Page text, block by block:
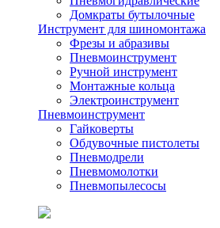
Домкраты бутылочные
Инструмент для шиномонтажа
Фрезы и абразивы
Пневмоинструмент
Ручной инструмент
Монтажные кольца
Электроинструмент
Пневмоинструмент
Гайковерты
Обдувочные пистолеты
Пневмодрели
Пневмомолотки
Пневмопылесосы